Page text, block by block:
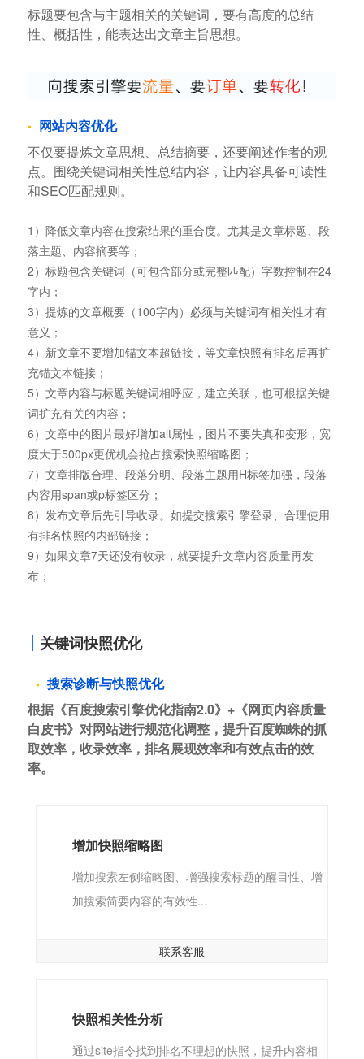
标题要包含与主题相关的关键词，要有高度的总结
性、概括性，能表达出文章主旨思想。
网站内容优化
不仅要提炼文章思想、总结摘要，还要阐述作者的观
点。围绕关键词相关性总结内容，让内容具备可读性
和SEO匹配规则。
1）降低文章内容在搜索结果的重合度。尤其是文章标题、段
落主题、内容摘要等；
2）标题包含关键词（可包含部分或完整匹配）字数控制在24
字内；
3）提炼的文章概要（100字内）必须与关键词有相关性才有
意义；
4）新文章不要增加锚文本超链接，等文章快照有排名后再扩
充锚文本链接；
5）文章内容与标题关键词相呼应，建立关联，也可根据关键
词扩充有关的内容；
6）文章中的图片最好增加alt属性，图片不要失真和变形，宽
度大于500px更优机会抢占搜索快照缩略图；
7）文章排版合理、段落分明、段落主题用H标签加强，段落
内容用span或p标签区分；
8）发布文章后先引导收录。如提交搜索引擎登录、合理使用
有排名快照的内部链接；
9）如果文章7天还没有收录，就要提升文章内容质量再发
布；
关键词快照优化
搜索诊断与快照优化
根据《百度搜索引擎优化指南2.0》+《网页内容质量
白皮书》对网站进行规范化调整，提升百度蜘蛛的抓
取效率，收录效率，排名展现效率和有效点击的效
率。
增加快照缩略图
增加搜索左侧缩略图、增强搜索标题的醒目性、增
加搜索简要内容的有效性...
联系客服
快照相关性分析
通过site指令找到排名不理想的快照，提升内容相